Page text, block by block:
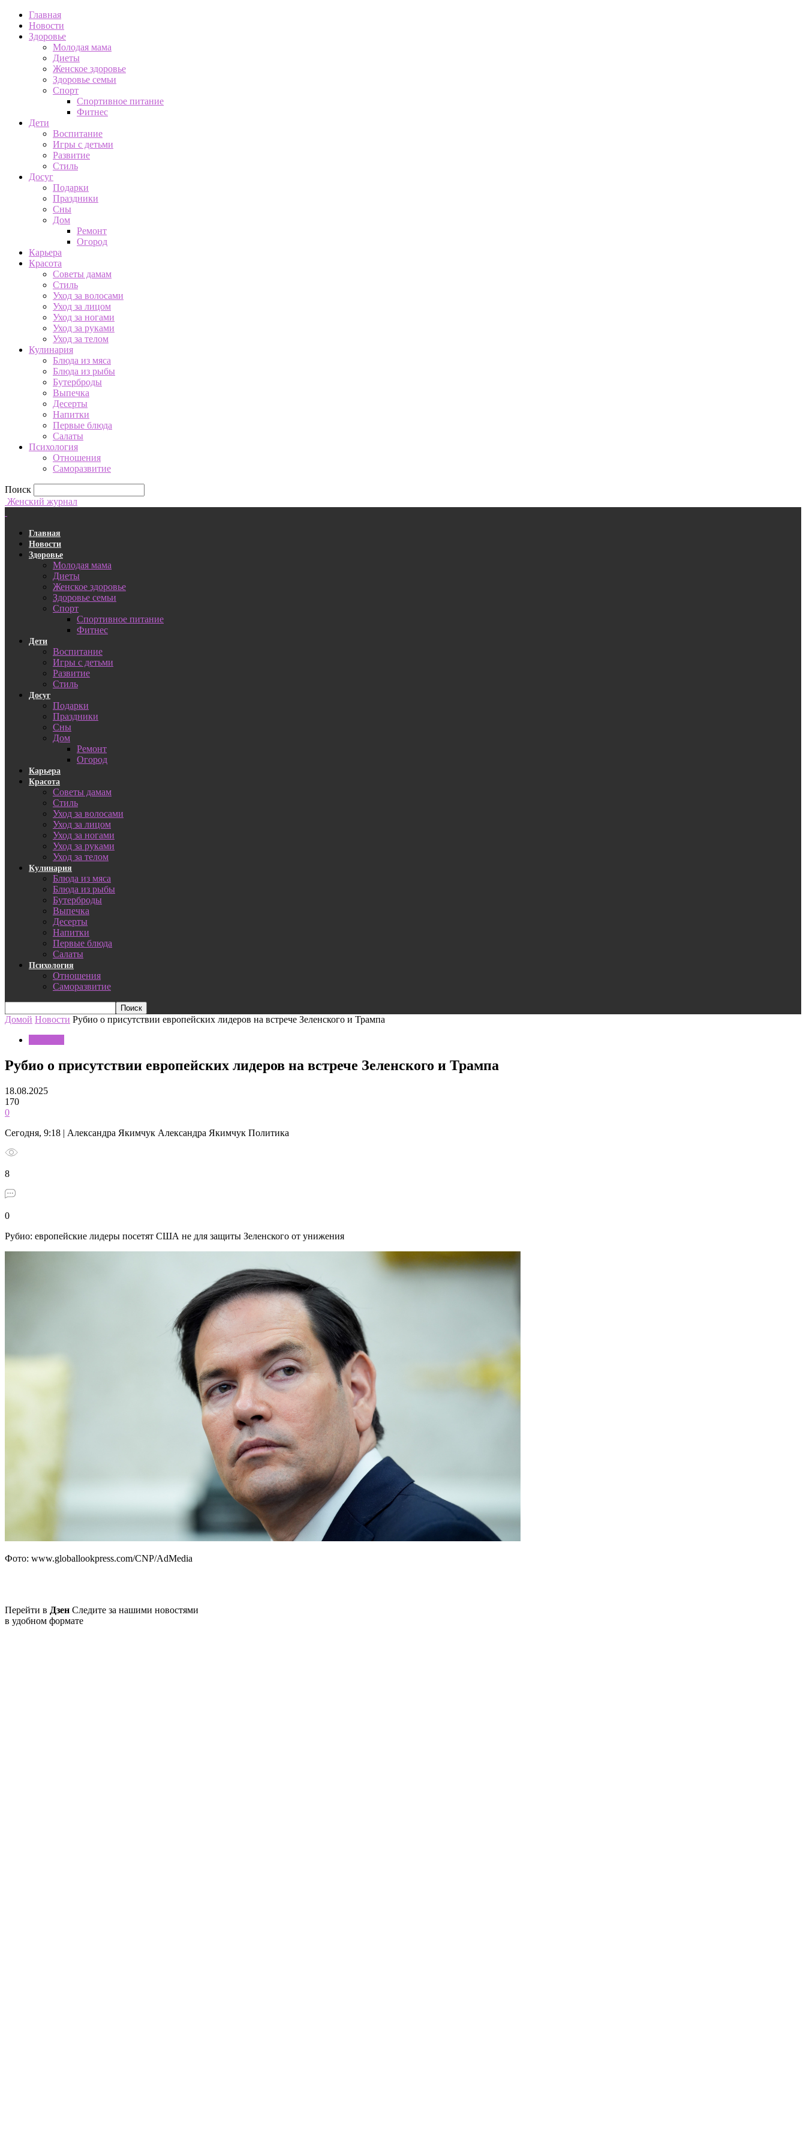
Главная
Новости
Здоровье
Молодая мама
Диеты
Женское здоровье
Здоровье семьи
Спорт
Спортивное питание
Фитнес
Дети
Воспитание
Игры с детьми
Развитие
Стиль
Досуг
Подарки
Праздники
Сны
Дом
Ремонт
Огород
Карьера
Красота
Советы дамам
Стиль
Уход за волосами
Уход за лицом
Уход за ногами
Уход за руками
Уход за телом
Кулинария
Блюда из мяса
Блюда из рыбы
Бутерброды
Выпечка
Десерты
Напитки
Первые блюда
Салаты
Психология
Отношения
Саморазвитие
Поиск
Женский журнал
Главная
Новости
Здоровье
Молодая мама
Диеты
Женское здоровье
Здоровье семьи
Спорт
Спортивное питание
Фитнес
Дети
Воспитание
Игры с детьми
Развитие
Стиль
Досуг
Подарки
Праздники
Сны
Дом
Ремонт
Огород
Карьера
Красота
Советы дамам
Стиль
Уход за волосами
Уход за лицом
Уход за ногами
Уход за руками
Уход за телом
Кулинария
Блюда из мяса
Блюда из рыбы
Бутерброды
Выпечка
Десерты
Напитки
Первые блюда
Салаты
Психология
Отношения
Саморазвитие
Домой Новости Рубио о присутствии европейских лидеров на встрече Зеленского и Трампа
Рубио о присутствии европейских лидеров на встрече Зеленского и Трампа
18.08.2025
170
0
Сегодня, 9:18 | Александра Якимчук Александра Якимчук Политика
8
0
Рубио: европейские лидеры посетят США не для защиты Зеленского от унижения
Фото: www.globallookpress.com/CNP/AdMedia
Перейти в Дзен Следите за нашими новостями
в удобном формате